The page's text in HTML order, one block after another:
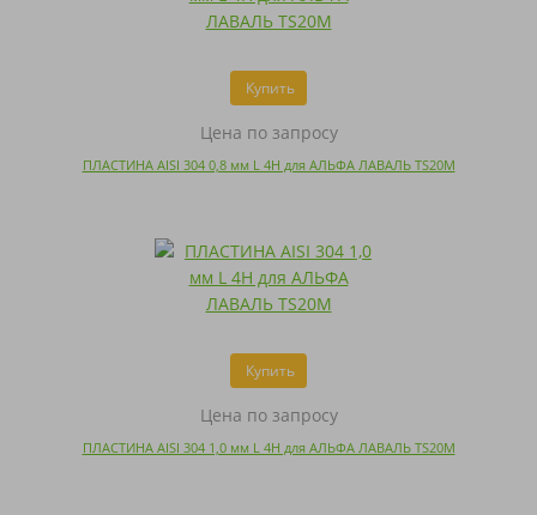
Купить
Цена по запросу
ПЛАСТИНА AISI 304 0,8 мм L 4H для АЛЬФА ЛАВАЛЬ TS20M
Купить
Цена по запросу
ПЛАСТИНА AISI 304 1,0 мм L 4H для АЛЬФА ЛАВАЛЬ TS20M